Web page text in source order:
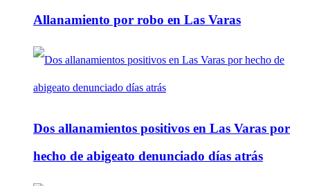
Allanamiento por robo en Las Varas
Dos allanamientos positivos en Las Varas por
hecho de abigeato denunciado días atrás